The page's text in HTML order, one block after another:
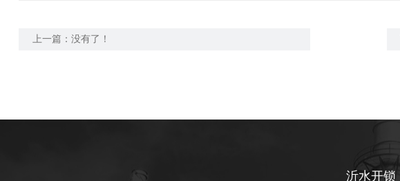
上一篇：没有了！
沂水开锁